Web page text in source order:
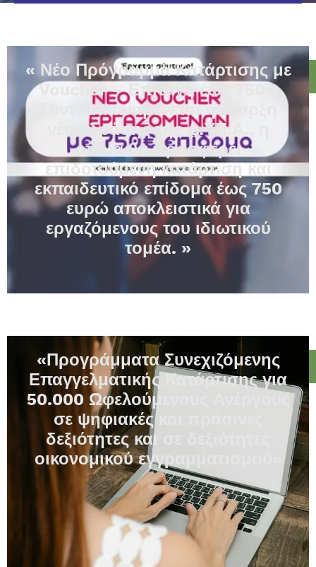
« Νέο Πρόγραμμα Κατάρτισης με
Voucher – Επιταγή έως 750€
Σύντομα αναμένεται η έναρξη
νέας δράσης της Δ.ΥΠ.Α., η
οποία θα προσφέρει
επιδοτούμενη κατάρτιση και
εκπαιδευτικό επίδομα έως 750
ευρώ αποκλειστικά για
εργαζόμενους του ιδιωτικού
τομέα. »
«Προγράμματα Συνεχιζόμενης
Επαγγελματικής Κατάρτισης για
50.000 Ωφελούμενους Ανέργους
σε ψηφιακές και πράσινες
δεξιότητες και σε δεξιότητες
οικονομικού εγγραμματισμού»